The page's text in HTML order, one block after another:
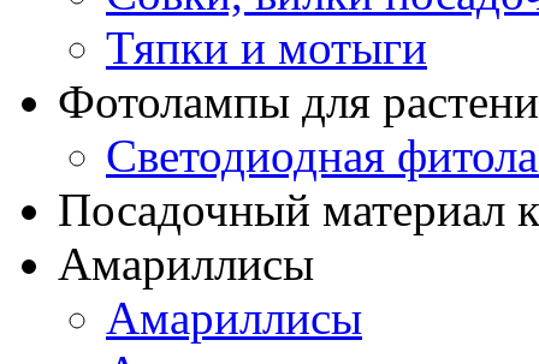
Тяпки и мотыги
Фотолампы для
Светодиодная
Посадочный материал
Амариллисы
Амариллисы